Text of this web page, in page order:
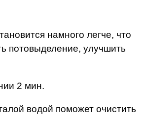
намного легче, что
потовыделение, улучшить
2 мин.
водой поможет очистить